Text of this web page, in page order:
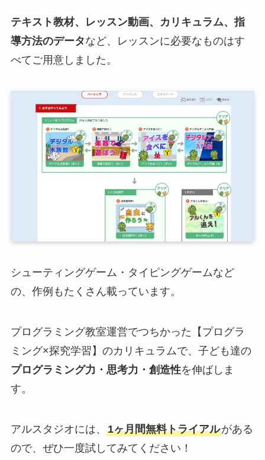
テキスト教材、レッスン動画、カリキュラム、指
導方法のデータなど、レッスンに必要なものはす
べてご用意しました。
シューティングゲーム・タイピングゲームなど
の、作例もたくさん載っています。
プログラミング教室運営でつちかった【プログラ
ミング×探究学習】のカリキュラムで、子ども達の
プログラミング力・思考力・創造性を伸ばしま
す。
アルスタジオには、 1ヶ月間無料トライアルがある
ので、ぜひ一度試してみてください！